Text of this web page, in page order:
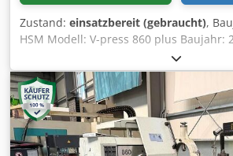
Zustand: einsatzbereit (gebraucht),
HSM Modell: V-press 860 plus Baujahr:
418 kN Spannung: 400 V Max.
nach Material) Ballengröße: 120 x 120 x
Tws Apvor Maschinengewicht: 2083 kg
Maschine: 180 cm x 125 cm x 298,5 cm
cm x 65 cm Video der laufenden
verfügbar Schnelle Lieferung möglich